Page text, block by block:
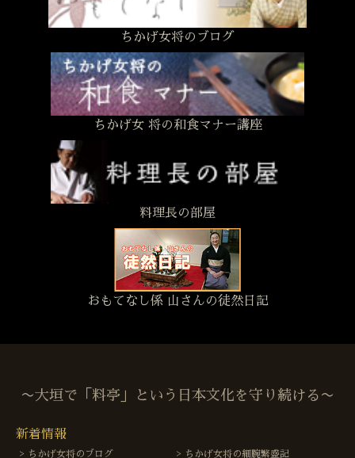
ちかげ女将のブログ
ちかげ女 将の和食マナー講座
料理長の部屋
おもてなし係 山さんの徒然日記
〜大垣で「料亭」という日本文化を守り続ける〜
新着情報
ちかげ女将のブログ
ちかげ女将の細腕繁盛記